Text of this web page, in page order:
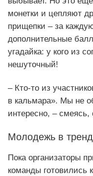
монетки и цепляют
прищепки – за
дополнительные
угадайка: у кого из
нешуточный!
– Кто-то из
в кальмара». Мы не
интересно, –
Молодежь в
Пока организаторы
команды готовились